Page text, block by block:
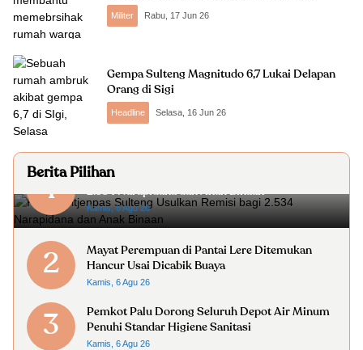
Militer Rabu, 17 Jun 26
Gempa Sulteng Magnitudo 6,7 Lukai Delapan
Orang di Sigi
Headline Selasa, 16 Jun 26
Berita Pilihan
1
Kanwil Ditjenpas Sulteng Usulkan Remisi bagi
2.534 Narapidana dan Anak Binaan
Kamis, 6 Agu 26
2
Mayat Perempuan di Pantai Lere Ditemukan
Hancur Usai Dicabik Buaya
Kamis, 6 Agu 26
3
Pemkot Palu Dorong Seluruh Depot Air Minum
Penuhi Standar Higiene Sanitasi
Kamis, 6 Agu 26